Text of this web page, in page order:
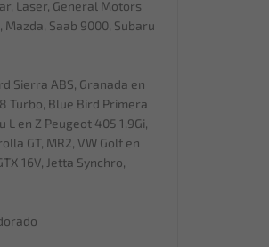
Laser, General Motors
Mazda, Saab 9000, Subaru
Sierra ABS, Granada en
Turbo, Blue Bird Primera
L en Z Peugeot 405 1.9Gi,
GT, MR2, VW Golf en
16V, Jetta Synchro,